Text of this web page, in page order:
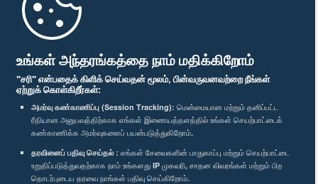
உங்கள் அந்தரங்கத்தை நாம் மதிக்கிறோம்
"சரி" என்பதைக் கிளிக் செய்வதன் மூலம், பின்வருவனவற்றை நீங்கள்
ஏற்றுக் கொள்கிறீர்கள்:
அமர்வு கண்காணிப்பு (Session Tracking): மென்மையான மற்றும் தனிப்பட்ட
ரீதியான அனுபவத்திற்காக எங்கள் இணையத்தளத்தில் உங்கள் செயற்பாட்டைக்
கண்காணிக்க அமர்வுகளைப் பயன்படுத்துகிறோம்.
தரவினைப் பதிவு செய்தல் : எங்கள் சேவைகளின் பாதுகாப்பு மற்றும் செயற்பாட்டை
உறுதிப்படுத்துவதற்காக நாம் உங்களது IP முகவரி, சாதன விவரங்கள் மற்றும் பிற
தொடர்புடைய தரவை நாங்கள் பதிவு செய்கிறோம்.
பாராளுமன்ற கையடக்க செயலி
எம்மை பின்தொடர்க :
விருதுகள்